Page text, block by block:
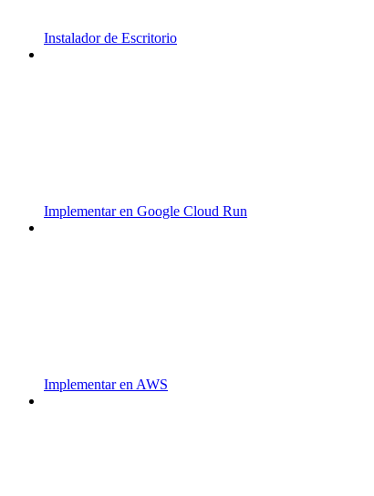
Instalador de Escritorio
Implementar en Google Cloud Run
Implementar en AWS